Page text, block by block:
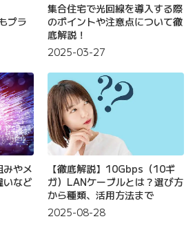
プラ
集合住宅で光回線を導入する際
のポイントや注意点について徹
底解説！
2025-03-27
みやメ
いなど
【徹底解説】10Gbps（10ギ
ガ）LANケーブルとは？選び方
から種類、活用方法まで
2025-08-28